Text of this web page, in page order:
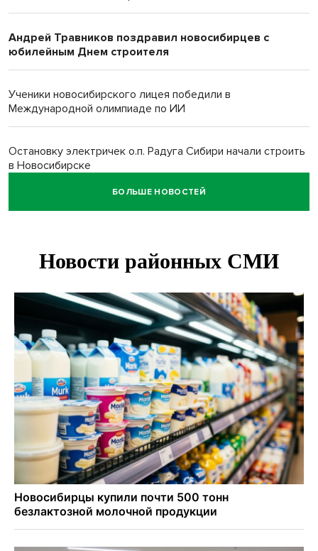
Андрей Травников поздравил новосибирцев с
юбилейным Днем строителя
Ученики новосибирского лицея победили в
Международной олимпиаде по ИИ
Остановку электричек о.п. Радуга Сибири начали строить
в Новосибирске
БОЛЬШЕ НОВОСТЕЙ